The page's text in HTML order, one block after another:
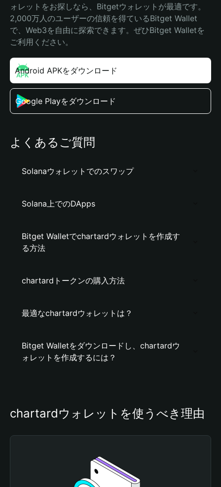
ォレットをお探しなら、Bitgetウォレットが最適です。
2,000万人のユーザーの信頼を得ているBitget Wallet
で、Web3を自由に探索できます。ぜひBitget Walletを
ご利用ください。
Android APKをダウンロード
Google Playをダウンロード
よくあるご質問
Solanaウォレットでのスワップ
Solana上でのDApps
Bitget Walletでchartardウォレットを作成す
る方法
chartardトークンの購入方法
最適なchartardウォレットは？
Bitget Walletをダウンロードし、chartardウ
ォレットを作成するには？
chartardウォレットを使うべき理由